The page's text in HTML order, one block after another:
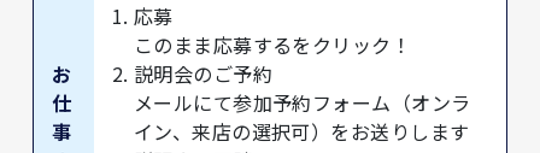
お
仕
事
応募
このまま応募するをクリック！
説明会のご予約
メールにて参加予約フォーム（オンラ
イン、来店の選択可）をお送りします